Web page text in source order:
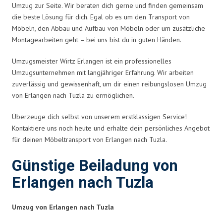
Umzug zur Seite. Wir beraten dich gerne und finden gemeinsam
die beste Lösung für dich. Egal ob es um den Transport von
Möbeln, den Abbau und Aufbau von Möbeln oder um zusätzliche
Montagearbeiten geht – bei uns bist du in guten Händen.
Umzugsmeister Wirtz Erlangen ist ein professionelles
Umzugsunternehmen mit langjähriger Erfahrung. Wir arbeiten
zuverlässig und gewissenhaft, um dir einen reibungslosen Umzug
von Erlangen nach Tuzla zu ermöglichen.
Überzeuge dich selbst von unserem erstklassigen Service!
Kontaktiere uns noch heute und erhalte dein persönliches Angebot
für deinen Möbeltransport von Erlangen nach Tuzla.
Günstige Beiladung von
Erlangen nach Tuzla
Umzug von Erlangen nach Tuzla